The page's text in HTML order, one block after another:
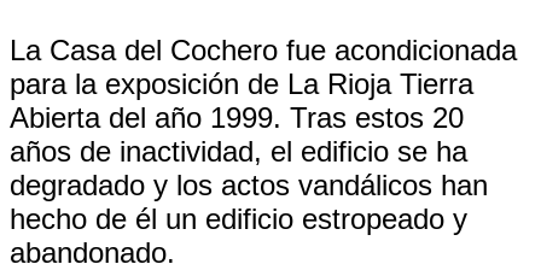
La Casa del Cochero fue acondicionada
para la exposición de La Rioja Tierra
Abierta del año 1999. Tras estos 20
años de inactividad, el edificio se ha
degradado y los actos vandálicos han
hecho de él un edificio estropeado y
abandonado.